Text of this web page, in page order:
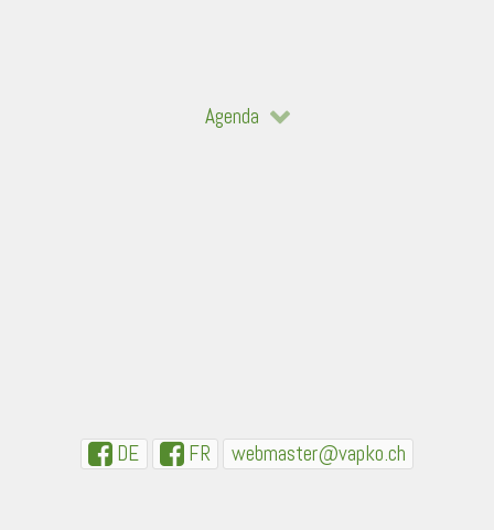
Agenda
DE FR webmaster@vapko.ch